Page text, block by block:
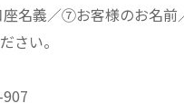
名義／⑦お客様のお名
さい。